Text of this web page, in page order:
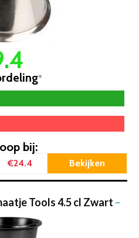
*
bij:
€24.4 Bekijken
Tools 4.5 cl Zwart –